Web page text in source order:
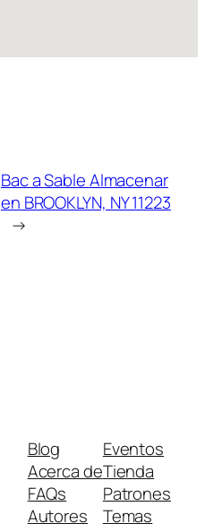
Bac a SableAlmacenar
en BROOKLYN, NY 11223
→
Blog
Acerca de
FAQs
Autores
Eventos
Tienda
Patrones
Temas